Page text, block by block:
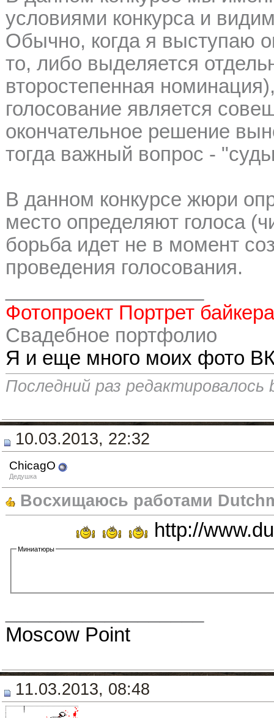
условиями конкурса и
Обычно, когда я выступаю
то, либо выделяется
второстепенная
голосование является
окончательное решение
тогда важный вопрос -
В данном конкурсе жюри
место определяют голоса
борьба идет не в момент
проведения голосования.
Фотопроект Портрет байкера
Свадебное портфолио
Я и еще много моих фото
Последний раз
10.03.2013, 22:32
ChicagO
Дедушка
Восхищаюсь работами
http://
Миниатюры
Moscow Point
11.03.2013, 08:48